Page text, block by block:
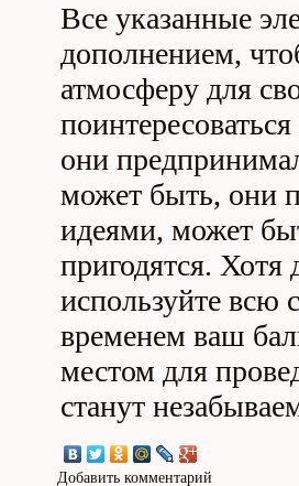
Все указанные
дополнением,
атмосферу для
они
может быть, они
идеями, может
пригодятся. Хотя
используйте всю
временем ваш
местом для
станут
Добавить комментарий